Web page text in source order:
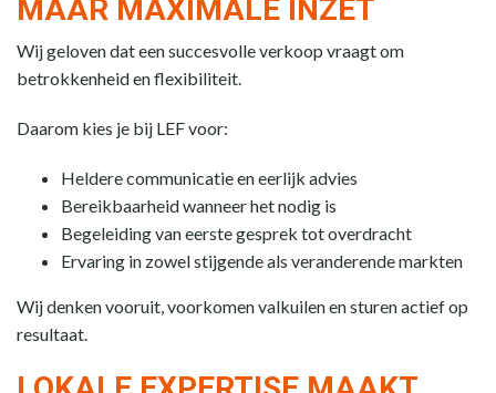
MAAR MAXIMALE INZET
Wij geloven dat een succesvolle verkoop vraagt om
betrokkenheid en flexibiliteit.
Daarom kies je bij LEF voor:
Heldere communicatie en eerlijk advies
Bereikbaarheid wanneer het nodig is
Begeleiding van eerste gesprek tot overdracht
Ervaring in zowel stijgende als veranderende markten
Wij denken vooruit, voorkomen valkuilen en sturen actief op
resultaat.